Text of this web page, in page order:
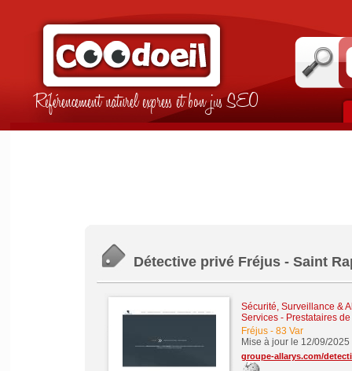
Référencement naturel express et bon jus SEO
Détective privé Fréjus - Saint
Sécurité, Surveillance &
Services - Prestataires
Fréjus- 83 Var
Mise à jour le 12/09/2025
groupe-allarys.com/